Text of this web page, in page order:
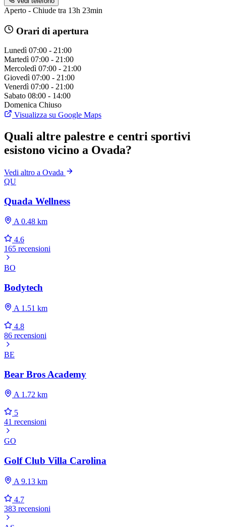
Aperto - Chiude tra 13h 23min
Orari di apertura
Lunedì 07:00 - 21:00
Martedì 07:00 - 21:00
Mercoledì 07:00 - 21:00
Giovedì 07:00 - 21:00
Venerdì 07:00 - 21:00
Sabato 08:00 - 14:00
Domenica Chiuso
Visualizza su Google Maps
Quali altre palestre e centri sportivi
esistono vicino a Ovada?
Vedi altro a Ovada
QU
Quada Wellness
A 0.48 km
4.6
165 recensioni
BO
Bodytech
A 1.51 km
4.8
86 recensioni
BE
Bear Bros Academy
A 1.72 km
5
41 recensioni
GO
Golf Club Villa Carolina
A 9.13 km
4.7
383 recensioni